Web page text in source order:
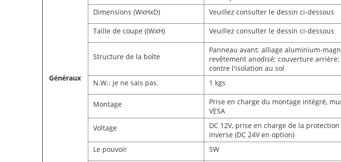
Généraux
Dimensions (WxHxD)
Veuillez consulter le dessin ci-dessous
Taille de coupe ((WxH) Veuillez consulter le dessin ci-dessous
Structure de la boîte
Panneau avant: alliage aluminium-
revêtement anodisé; couverture arrière:
contre l'isolation au sol
N.W.: Je ne sais pas.
1 kgs
Montage
Prise en charge du montage intégré,
VESA
Voltage
DC 12V, prise en charge de la
inverse (DC 24V en option)
Le pouvoir
5W